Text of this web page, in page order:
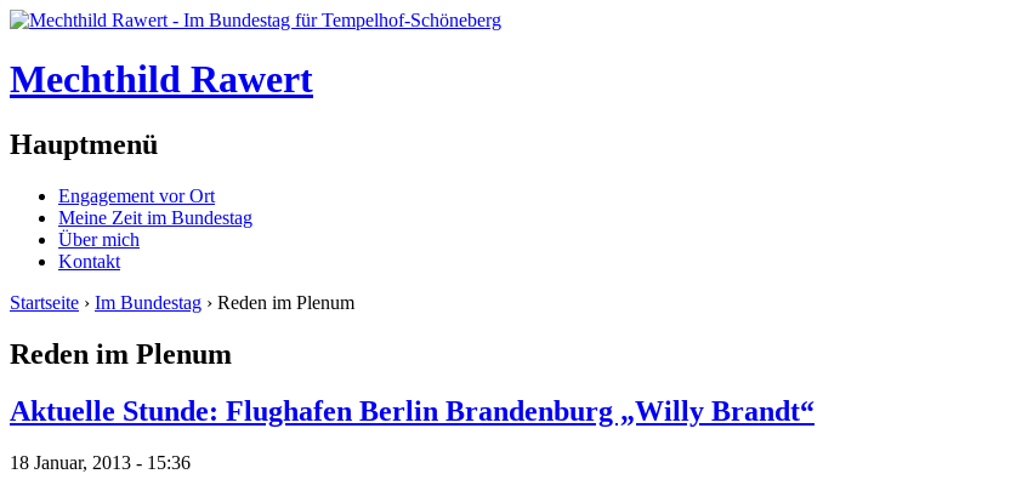
Mechthild Rawert
Hauptmenü
Engagement vor Ort
Meine Zeit im Bundestag
Über mich
Kontakt
Startseite › Im Bundestag › Reden im Plenum
Reden im Plenum
Aktuelle Stunde: Flughafen Berlin Brandenburg „Willy Brandt“
18 Januar, 2013 - 15:36